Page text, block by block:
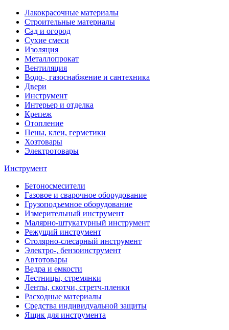
Лакокрасочные материалы
Строительные материалы
Сад и огород
Сухие смеси
Изоляция
Металлопрокат
Вентиляция
Водо-, газоснабжение и сантехника
Двери
Инструмент
Интерьер и отделка
Крепеж
Отопление
Пены, клеи, герметики
Хозтовары
Электротовары
Инструмент
Бетоносмесители
Газовое и сварочное оборудование
Грузоподъемное оборудование
Измерительный инструмент
Малярно-штукатурный инструмент
Режущий инструмент
Столярно-слесарный инструмент
Электро-, бензоинструмент
Автотовары
Ведра и емкости
Лестницы, стремянки
Ленты, скотчи, стретч-пленки
Расходные материалы
Средства индивидуальной защиты
Ящик для инструмента